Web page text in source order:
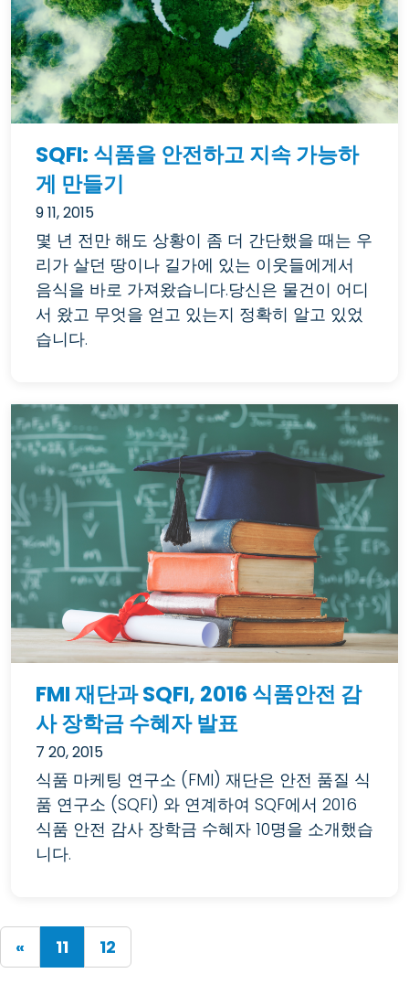
SQFI: 식품을 안전하고 지속 가능하
게 만들기
9 11, 2015
몇 년 전만 해도 상황이 좀 더 간단했을 때는 우
리가 살던 땅이나 길가에 있는 이웃들에게서
음식을 바로 가져왔습니다.당신은 물건이 어디
서 왔고 무엇을 얻고 있는지 정확히 알고 있었
습니다.
FMI 재단과 SQFI, 2016 식품안전 감
사 장학금 수혜자 발표
7 20, 2015
식품 마케팅 연구소 (FMI) 재단은 안전 품질 식
품 연구소 (SQFI) 와 연계하여 SQF에서 2016
식품 안전 감사 장학금 수혜자 10명을 소개했습
니다.
« 11(current)
12